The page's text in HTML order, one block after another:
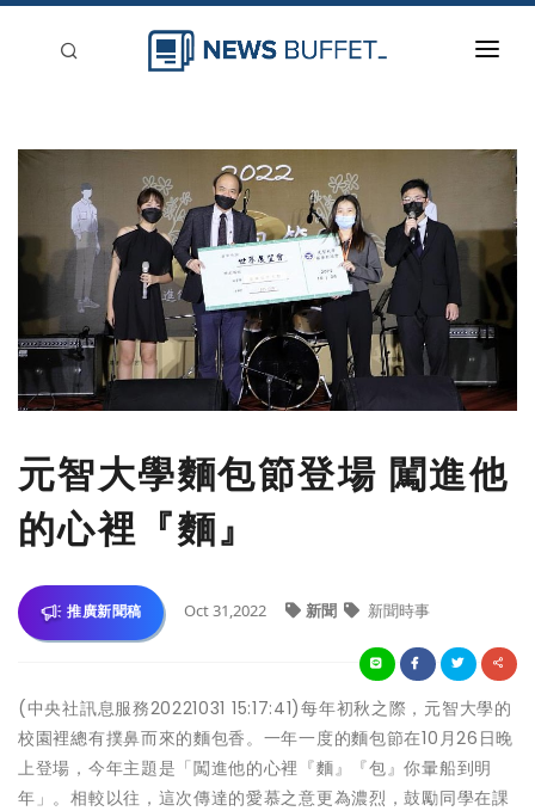
新聞稿分類
登入
刊登
元智大學麵包節登場 闖進他
的心裡『麵』
推廣新聞稿 Oct 31,2022 新聞 新聞時事
(中央社訊息服務20221031 15:17:41)每年初秋之際，元智大學的
校園裡總有撲鼻而來的麵包香。一年一度的麵包節在10月26日晚
上登場，今年主題是「闖進他的心裡『麵』『包』你暈船到明
年」。相較以往，這次傳達的愛慕之意更為濃烈，鼓勵同學在課